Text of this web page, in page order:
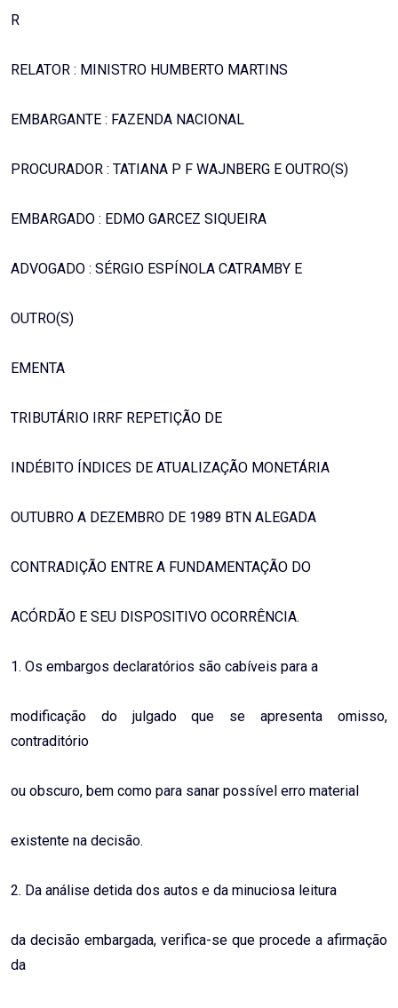
R
RELATOR : MINISTRO HUMBERTO MARTINS
EMBARGANTE : FAZENDA NACIONAL
PROCURADOR : TATIANA P F WAJNBERG E OUTRO(S)
EMBARGADO : EDMO GARCEZ SIQUEIRA
ADVOGADO : SÉRGIO ESPÍNOLA CATRAMBY E
OUTRO(S)
EMENTA
TRIBUTÁRIO IRRF REPETIÇÃO DE
INDÉBITO ÍNDICES DE ATUALIZAÇÃO MONETÁRIA
OUTUBRO A DEZEMBRO DE 1989 BTN ALEGADA
CONTRADIÇÃO ENTRE A FUNDAMENTAÇÃO DO
ACÓRDÃO E SEU DISPOSITIVO OCORRÊNCIA.
1. Os embargos declaratórios são cabíveis para a
modificação do julgado que se apresenta omisso,
contraditório
ou obscuro, bem como para sanar possível erro material
existente na decisão.
2. Da análise detida dos autos e da minuciosa leitura
da decisão embargada, verifica-se que procede a afirmação
da